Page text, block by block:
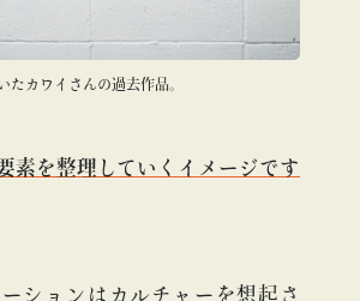
たカワイさんの過去作品。
素を整理していくイメージです
ションはカルチャーを想起さ